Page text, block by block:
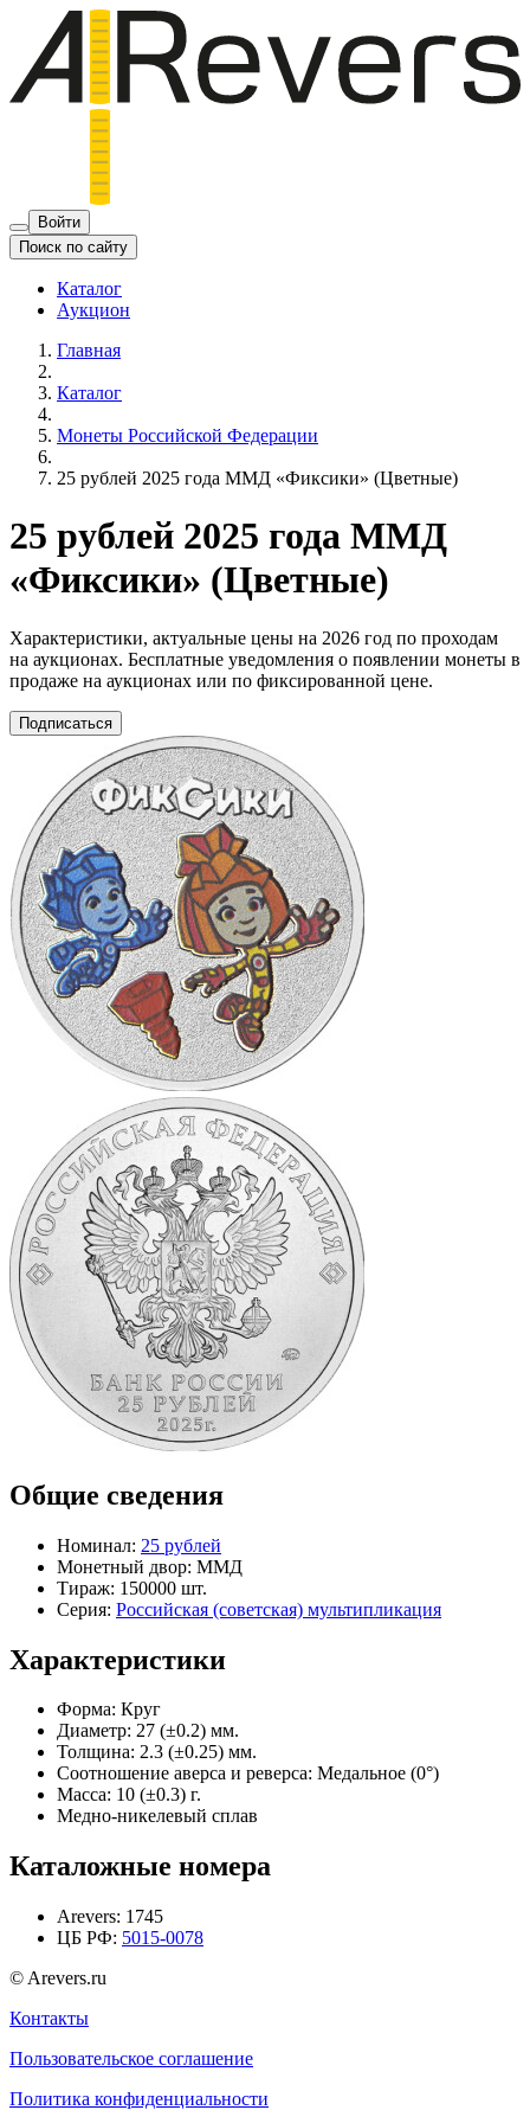
Войти
Поиск по сайту
Каталог
Аукцион
Главная
Каталог
Монеты Российской Федерации
25 рублей 2025 года ММД «Фиксики» (Цветные)
25 рублей 2025 года ММД
«Фиксики» (Цветные)
Характеристики, актуальные цены на 2026 год по проходам
на аукционах. Бесплатные уведомления о появлении монеты в
продаже на аукционах или по фиксированной цене.
Подписаться
Общие сведения
Номинал: 25 рублей
Монетный двор: ММД
Тираж: 150000 шт.
Серия: Российская (советская) мультипликация
Характеристики
Форма: Круг
Диаметр: 27 (±0.2) мм.
Толщина: 2.3 (±0.25) мм.
Соотношение аверса и реверса: Медальное (0°)
Масса: 10 (±0.3) г.
Медно-никелевый сплав
Каталожные номера
Arevers: 1745
ЦБ РФ: 5015-0078
© Arevers.ru
Контакты
Пользовательское соглашение
Политика конфиденциальности